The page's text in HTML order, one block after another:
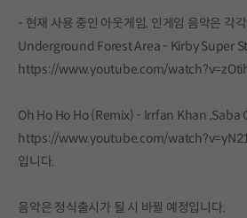
- 현재 사용 중인 아웃게임, 인게임 음악은 각각
Underground Forest Area - Kirby Super
https://www.youtube.com/
Oh Ho Ho Ho (Remix) - Irrfan Khan ,Saba
https://www.youtube.com/
입니다.
음악은 정식출시가 될 시 바뀔 예정입니다.